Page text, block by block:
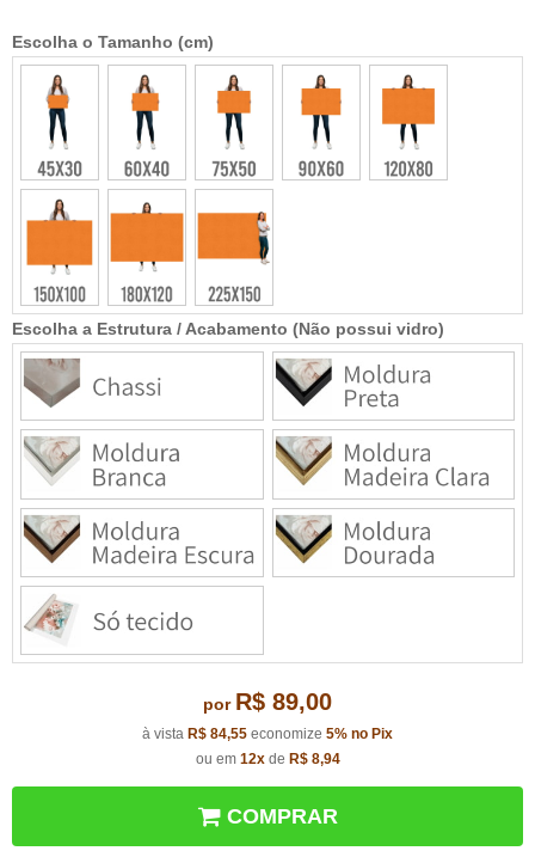
Escolha a Estrutura / Acabamento (Não possui vidro)
Escolha o Tamanho (cm)
por R$ 89,00
à vista R$ 84,55 economize 5% no Pix
ou em 12xde R$ 8,94
COMPRAR